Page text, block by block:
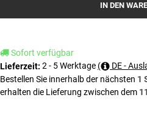
IN DEN
Sofort verfügbar
Lieferzeit: 2 - 5 Werktage (
DE -
Bestellen Sie innerhalb der nächsten 1
erhalten die Lieferung zwischen dem